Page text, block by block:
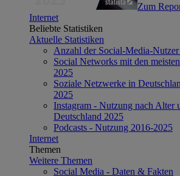
Zum
Internet
Beliebte Statistiken
Aktuelle Statistiken
Anzahl der Social-Media-
Social Networks mit den
2025
Soziale Netzwerke in
2025
Instagram - Nutzung nach Alter
Deutschland 2025
Podcasts - Nutzung 2016-2025
Internet
Themen
Weitere Themen
Social Media - Daten & Fakten